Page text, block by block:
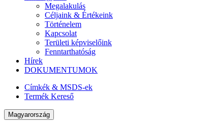
Megalakulás
Céljaink & Értékeink
Történelem
Kapcsolat
Területi képviselőink
Fenntarthatóság
Hírek
DOKUMENTUMOK
Címkék & MSDS-ek
Termék Kereső
Magyarország